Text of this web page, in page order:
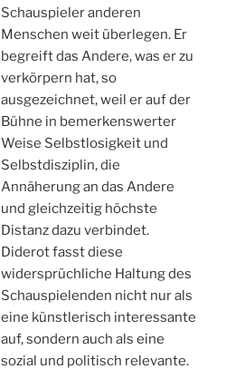
Schauspieler anderen
Menschen weit überlegen. Er
begreift das Andere, was er zu
verkörpern hat, so
ausgezeichnet, weil er auf der
Bühne in bemerkenswerter
Weise Selbstlosigkeit und
Selbstdisziplin, die
Annäherung an das Andere
und gleichzeitig höchste
Distanz dazu verbindet.
Diderot fasst diese
widersprüchliche Haltung des
Schauspielenden nicht nur als
eine künstlerisch interessante
auf, sondern auch als eine
sozial und politisch relevante.